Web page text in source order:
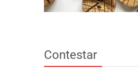
Contestar